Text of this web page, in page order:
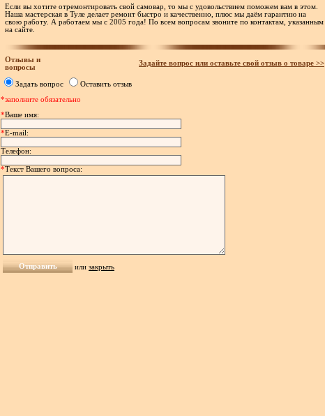
Если вы хотите отремонтировать свой самовар, то мы с удовольствием поможем вам в этом.
Наша мастерская в Туле делает ремонт быстро и качественно, плюс мы даём гарантию на
свою работу. А работаем мы с 2005 года! По всем вопросам звоните по контактам, указанным
на сайте.
Отзывы и
вопросы
Задайте вопрос или оставьте свой отзыв о товаре >>
Задать вопрос
Оставить отзыв
*заполните обязательно
*Ваше имя:
*E-mail:
Телефон:
*Текст Вашего вопроса:
или закрыть